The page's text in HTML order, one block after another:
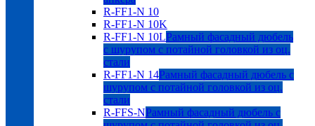
R-FF1-N 10
R-FF1-N 10K
R-FF1-N 10LРамный фасадный дюбель
с шурупом с потайной головкой из оц.
стали
R-FF1-N 14Рамный фасадный дюбель с
шурупом с потайной головкой из оц.
стали
R-FFS-NРамный фасадный дюбель с